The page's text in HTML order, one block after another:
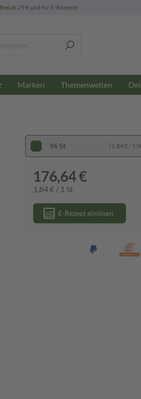
ab 29 € und für E-Rezepte
Marken Themenwelten
96 St (1,84 € / 1
176,64 €
1,84 € / 1 St
E-Rezept einlösen